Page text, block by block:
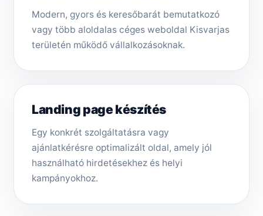
Modern, gyors és keresőbarát bemutatkozó
vagy több aloldalas céges weboldal Kisvarjas
területén működő vállalkozásoknak.
Landing page készítés
Egy konkrét szolgáltatásra vagy
ajánlatkérésre optimalizált oldal, amely jól
használható hirdetésekhez és helyi
kampányokhoz.